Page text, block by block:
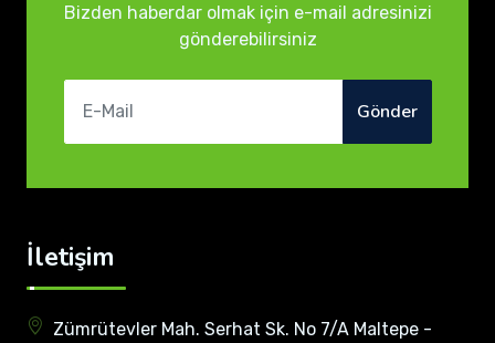
Bizden haberdar olmak için e-mail adresinizi
gönderebilirsiniz
Gönder
İletişim
Zümrütevler Mah. Serhat Sk. No 7/A Maltepe -